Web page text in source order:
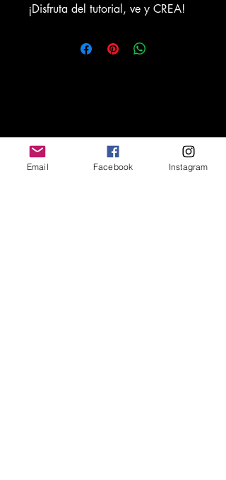
¡Disfruta del tutorial, ve y CREA!
Email Facebook Instagram